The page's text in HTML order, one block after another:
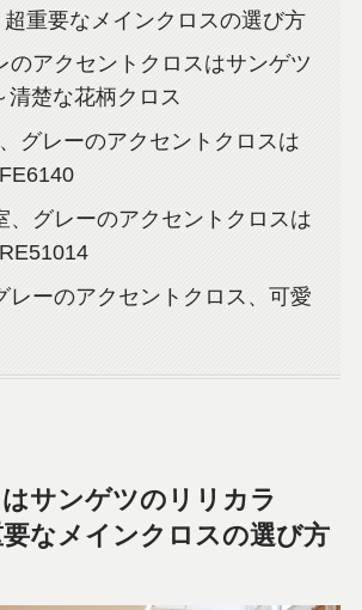
重要なメインクロスの選び方
のアクセントクロスはサンゲツ
清楚な花柄クロス
グレーのアクセントクロスは
、グレーのアクセントクロスは
レーのアクセントクロス、可愛
サンゲツのリリカラ
なメインクロスの選び方